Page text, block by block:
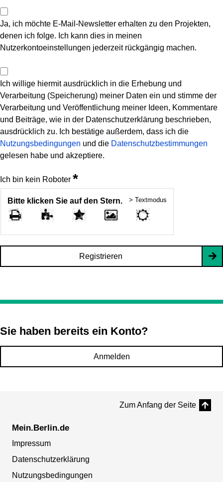
Ja, ich möchte E-Mail-Newsletter erhalten zu den Projekten,
denen ich folge. Ich kann dies in meinen
Nutzerkontoeinstellungen jederzeit rückgängig machen.
Ich willige hiermit ausdrücklich in die Erhebung und
Verarbeitung (Speicherung) meiner Daten ein und stimme der
Verarbeitung und Veröffentlichung meiner Ideen, Kommentare
und Beiträge, wie in der Datenschutzerklärung beschrieben,
ausdrücklich zu. Ich bestätige außerdem, dass ich die
Nutzungsbedingungen und die Datenschutzbestimmungen
gelesen habe und akzeptiere.
Ich bin kein Roboter *
Bitte klicken Sie auf den Stern. > Textmodus
Registrieren
Sie haben bereits ein Konto?
Anmelden
Zum Anfang der Seite
Mein.Berlin.de
Impressum
Datenschutzerklärung
Nutzungsbedingungen